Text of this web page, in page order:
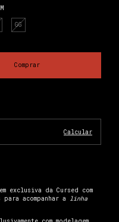
M
GG
Calcular
exclusiva da Cursed com
acompanhar a linha